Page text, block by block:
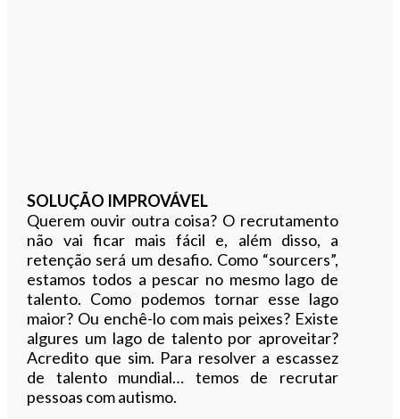
SOLUÇÃO IMPROVÁVEL
Querem ouvir outra coisa? O recrutamento
não vai ficar mais fácil e, além disso, a
retenção será um desafio. Como “sourcers”,
estamos todos a pescar no mesmo lago de
talento. Como podemos tornar esse lago
maior? Ou enchê-lo com mais peixes? Existe
algures um lago de talento por aproveitar?
Acredito que sim. Para resolver a escassez
de talento mundial… temos de recrutar
pessoas com autismo.